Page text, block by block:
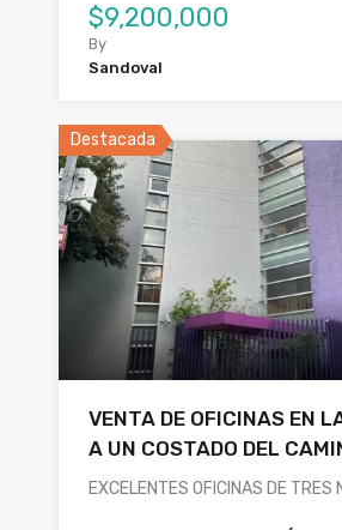
$9,200,000
By
Sandoval
Destacada
VENTA DE OFICINAS EN
A UN COSTADO DEL
EXCELENTES OFICINAS DE TRES